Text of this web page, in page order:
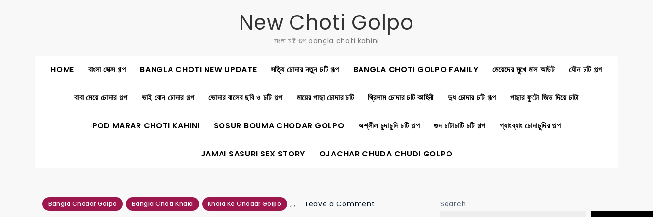
New Choti Golpo
বাংলা চটি গল্প bangla choti kahini
HOME বাংলা সেক্স গল্প BANGLA CHOTI NEW UPDATE সত্যি চোদার নতুন চটি গল্প BANGLA CHOTI GOLPO FAMILY মেয়েদের মুখে মাল আউট যৌন চটি গল্প
বাবা মেয়ে চোদার গল্প ভাই বোন চোদার গল্প ভোদার বালের ছবি ও চটি গল্প মায়ের পাছা চোদার চটি থ্রিসাম চোদার চটি কাহিনী দুধ চোদার চটি গল্প পাছার ফুটো জিভ দিয়ে চাটা
POD MARAR CHOTI KAHINI SOSUR BOUMA CHODAR GOLPO অশ্লীল চুদাচুদি চটি গল্প গুদ চাটাচাটি চটি গল্প গ্যাংব্যাং চোদাচুদির গল্প
JAMAI SASURI SEX STORY OJACHAR CHUDA CHUDI GOLPO
Bangla Chodar Golpo ,
Bangla Choti Khala ,
Khala Ke Chodar Golpo Leave a Comment Search